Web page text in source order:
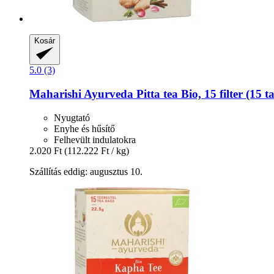
Kosár
5.0 (3)
Maharishi Ayurveda Pitta tea Bio, 15 filter (15
Nyugtató
Enyhe és hűsítő
Felhevült indulatokra
2.020 Ft (112.222 Ft / kg)
Szállítás eddig: augusztus 10.